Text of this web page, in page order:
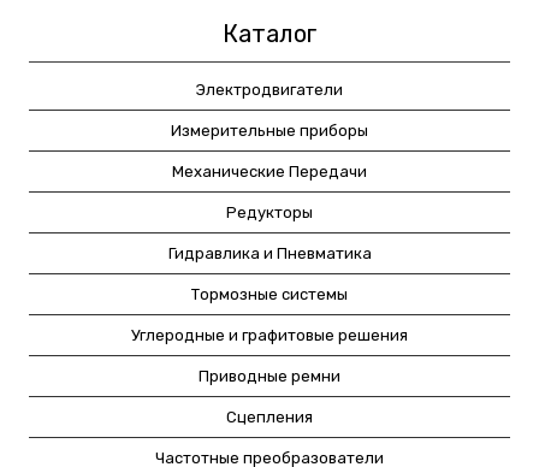
Каталог
Электродвигатели
Измерительные приборы
Механические Передачи
Редукторы
Гидравлика и Пневматика
Тормозные системы
Углеродные и графитовые решения
Приводные ремни
Сцепления
Частотные преобразователи